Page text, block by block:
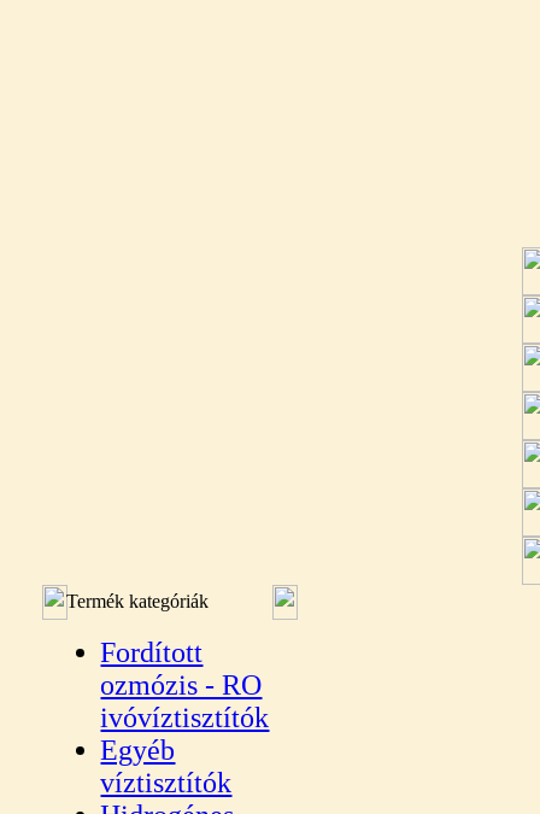
Termék kategóriák
Fordított
ozmózis - RO
ivóvíztisztítók
Egyéb
víztisztítók